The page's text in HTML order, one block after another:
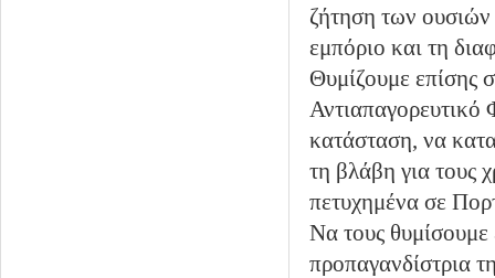
ζήτηση των
εμπόριο και τη
Θυμίζουμε επίσης
Αντιαπαγορευτικό
κατάσταση, να
τη βλάβη για τους
πετυχημένα σε
Να τους θυμίσουμε
προπαγανδίστρια